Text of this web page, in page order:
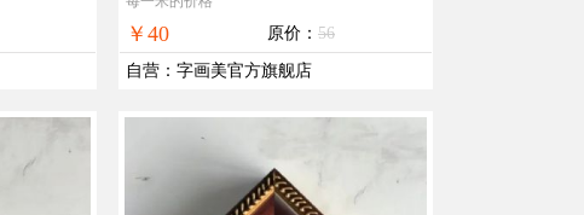
￥40 原价： 56
自营 ： 字画美官方旗舰店